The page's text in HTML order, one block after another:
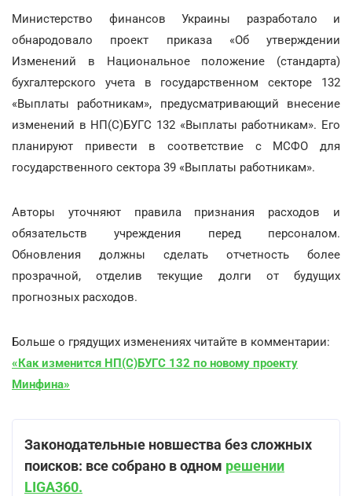
Министерство финансов Украины разработало и
обнародовало проект приказа «Об утверждении
Изменений в Национальное положение (стандарта)
бухгалтерского учета в государственном секторе 132
«Выплаты работникам», предусматривающий внесение
изменений в НП(С)БУГС 132 «Выплаты работникам». Его
планируют привести в соответствие с МСФО для
государственного сектора 39 «Выплаты работникам».
Авторы уточняют правила признания расходов и
обязательств учреждения перед персоналом.
Обновления должны сделать отчетность более
прозрачной, отделив текущие долги от будущих
прогнозных расходов.
Больше о грядущих изменениях читайте в комментарии:
«Как изменится НП(С)БУГС 132 по новому проекту
Минфина»
Законодательные новшества без сложных
поисков: все собрано в одном решении
LIGA360.